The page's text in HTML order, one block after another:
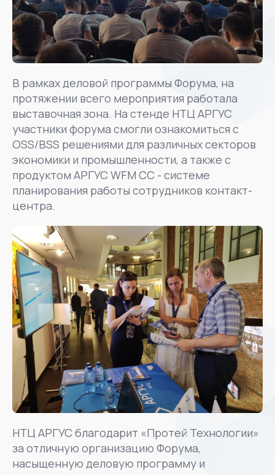
В рамках деловой программы Форума, на
протяжении всего мероприятия работала
выставочная зона. На стенде НТЦ АРГУС
участники форума смогли ознакомиться с
OSS/BSS решениями для различных секторов
экономики и промышленности, а также с
продуктом АРГУС WFM CC - системе
планирования работы сотрудников контакт-
центра.
НТЦ АРГУС благодарит «Протей Технологии»
за отличную организацию Форума,
насыщенную деловую программу и